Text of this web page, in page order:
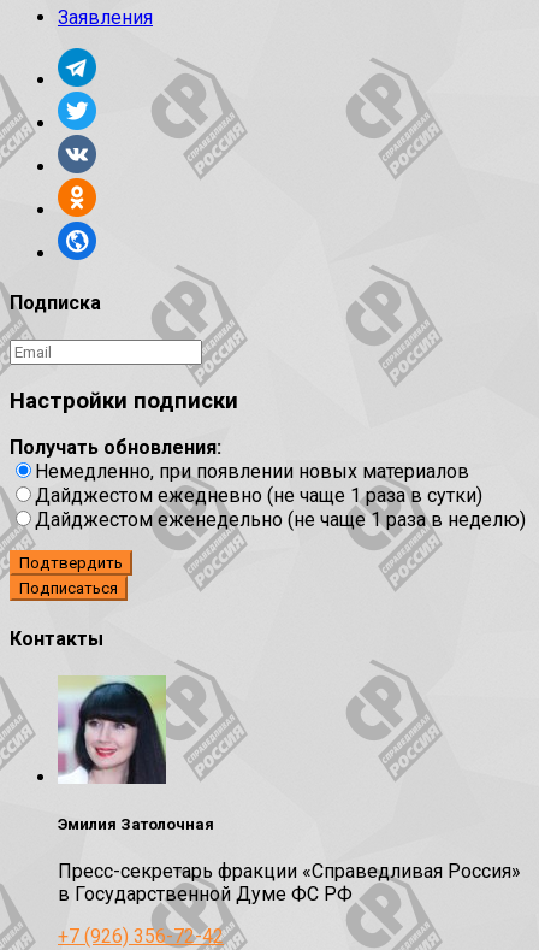
Заявления
Подписка
Настройки подписки
Получать обновления:
Немедленно, при появлении новых материалов
Дайджестом ежедневно (не чаще 1 раза в сутки)
Дайджестом еженедельно (не чаще 1 раза в неделю)
Подтвердить
Контакты
Эмилия Затолочная
Пресс-секретарь фракции «Справедливая Россия»
в Государственной Думе ФС РФ
+7 (926) 356-72-42